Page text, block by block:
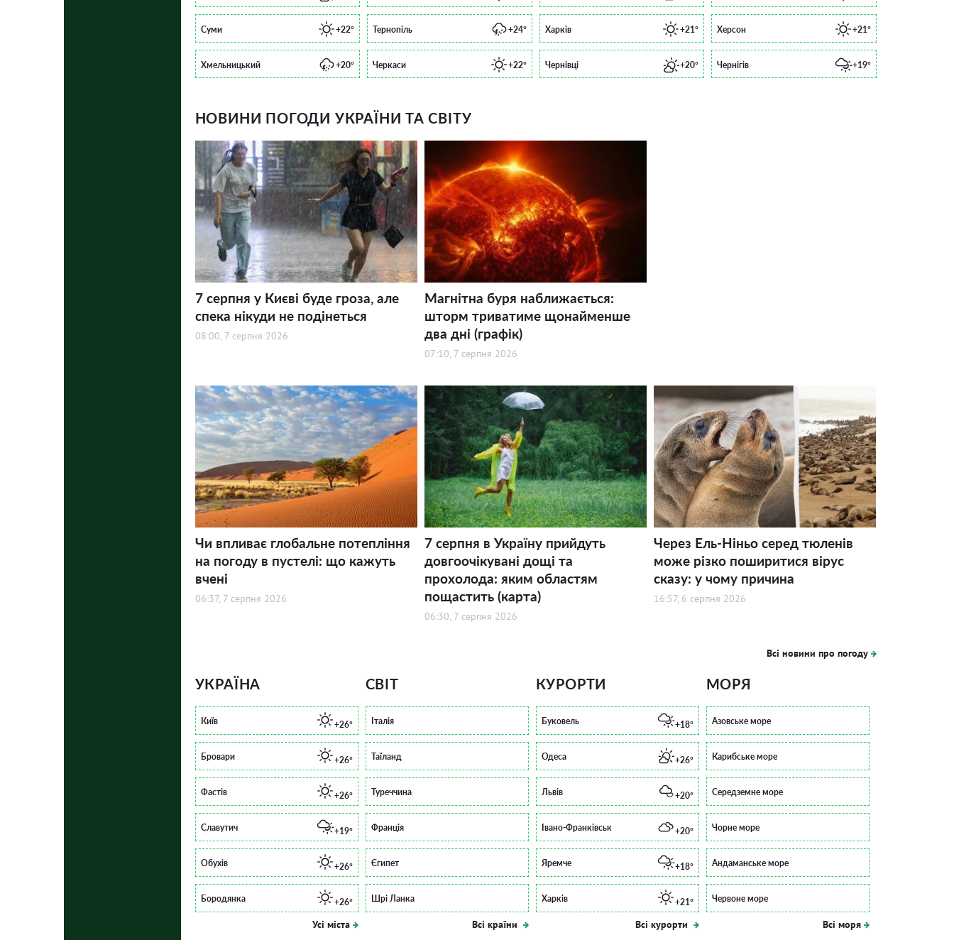
Суми +22° Тернопіль +24° Харків +21° Херсон +21°
Хмельницький +20° Черкаси +22° Чернівці +20° Чернігів +19°
НОВИНИ ПОГОДИ УКРАЇНИ ТА СВІТУ
7 серпня у Києві буде гроза, але
спека нікуди не подінеться
08:00, 7 серпня 2026
Магнітна буря наближається:
шторм триватиме щонайменше
два дні (графік)
07:10, 7 серпня 2026
Чи впливає глобальне потепління
на погоду в пустелі: що кажуть
вчені
06:37, 7 серпня 2026
7 серпня в Україну прийдуть
довгоочікувані дощі та
прохолода: яким областям
пощастить (карта)
06:30, 7 серпня 2026
Через Ель-Ніньо серед тюленів
може різко поширитися вірус
сказу: у чому причина
16:57, 6 серпня 2026
Всі новини про погоду
УКРАЇНА
Київ +26°
Бровари +26°
Фастів +26°
Славутич +19°
Обухів +26°
Бородянка +26°
Усі міста
СВІТ
Італія
Таїланд
Туреччина
Франція
Єгипет
Шрі Ланка
Всі країни
КУРОРТИ
Буковель +18°
Одеса +26°
Львів +20°
Івано-Франківськ +20°
Яремче +18°
Харків +21°
Всі курорти
МОРЯ
Азовське море
Карибське море
Середземне море
Чорне море
Андаманське море
Червоне море
Всі моря